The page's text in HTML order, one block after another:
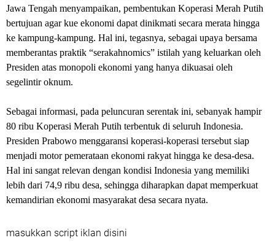
Jawa Tengah menyampaikan, pembentukan Koperasi Merah Putih
bertujuan agar kue ekonomi dapat dinikmati secara merata hingga
ke kampung-kampung. Hal ini, tegasnya, sebagai upaya bersama
memberantas praktik “serakahnomics” istilah yang keluarkan oleh
Presiden atas monopoli ekonomi yang hanya dikuasai oleh
segelintir oknum.
Sebagai informasi, pada peluncuran serentak ini, sebanyak hampir
80 ribu Koperasi Merah Putih terbentuk di seluruh Indonesia.
Presiden Prabowo menggaransi koperasi-koperasi tersebut siap
menjadi motor pemerataan ekonomi rakyat hingga ke desa-desa.
Hal ini sangat relevan dengan kondisi Indonesia yang memiliki
lebih dari 74,9 ribu desa, sehingga diharapkan dapat memperkuat
kemandirian ekonomi masyarakat desa secara nyata.
masukkan script iklan disini